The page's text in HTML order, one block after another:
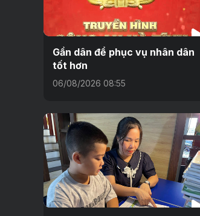
Gần dân để phục vụ nhân dân
tốt hơn
06/08/2026 08:55